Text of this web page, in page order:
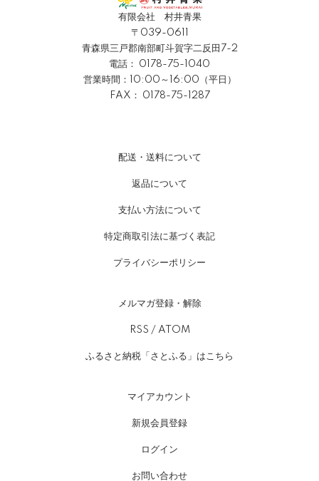
有限会社 村井青果
〒039-0611
青森県三戸郡南部町斗賀字二反田7-2
電話： 0178-75-1040
営業時間：10:00～16:00（平日）
FAX： 0178-75-1287
配送・送料について
返品について
支払い方法について
特定商取引法に基づく表記
プライバシーポリシー
メルマガ登録・解除
RSS / ATOM
ふるさと納税「さとふる」はこちら
マイアカウント
新規会員登録
ログイン
お問い合わせ